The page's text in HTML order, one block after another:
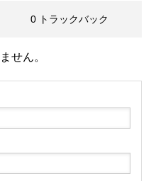
0 トラックバック
せん。